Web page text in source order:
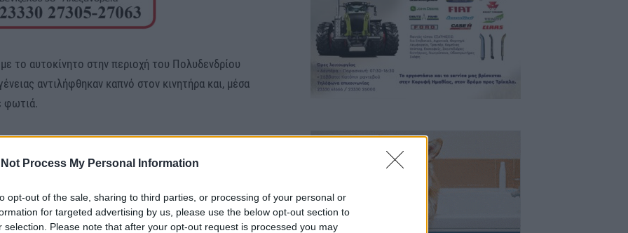
Not Process My Personal Information
opt-out of the sale, sharing to third parties, or processing of your personal or
for targeted advertising by us, please use the below opt-out section to
selection. Please note that after your opt-out request is processed you may
το αυτοκίνητο στην περιοχή του Πολυδενδρίου
αντιλήφθηκαν καπνό στον κινητήρα και, μέσα
φωτιά.
όχημα και όλα τα μέλη της οικογένειας βγήκαν
πέντε πυροσβέστες με δύο υδροφόρα οχήματα
υπέστη σοβαρές υλικές ζημίες.